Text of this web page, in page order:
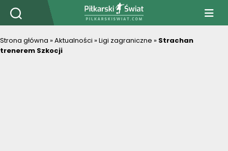
PiłkarskiSwiat.com
Strona główna »Aktualności »Ligi zagraniczne » Strachan
trenerem Szkocji